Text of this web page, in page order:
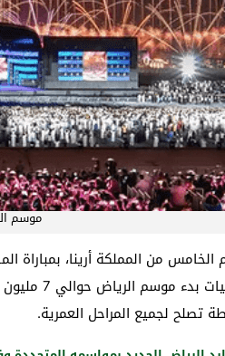
موسم
من المملكة أرينا، بمباراة